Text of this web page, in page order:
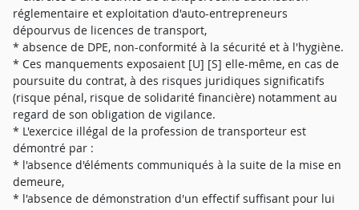
réglementaire et exploitation d'auto-entrepreneurs
dépourvus de licences de transport,
* absence de DPE, non-conformité à la sécurité et à l'hygiène.
* Ces manquements exposaient [U] [S] elle-même, en cas de
poursuite du contrat, à des risques juridiques significatifs
(risque pénal, risque de solidarité financière) notamment au
regard de son obligation de vigilance.
* L'exercice illégal de la profession de transporteur est
démontré par :
* l'absence d'éléments communiqués à la suite de la mise en
demeure,
* l'absence de démonstration d'un effectif suffisant pour lui